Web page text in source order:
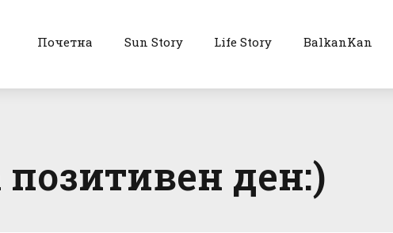
Почетна Sun Story Life Story BalkanKan
ден:)